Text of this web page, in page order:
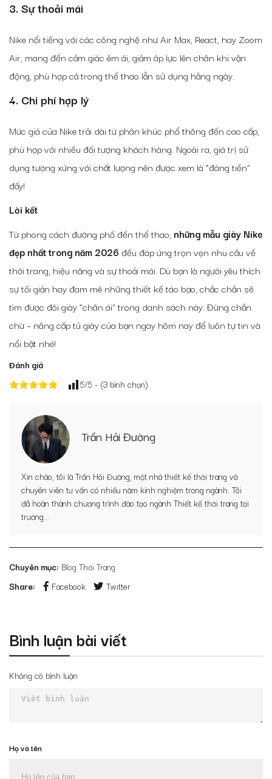
3. Sự thoải mái
Nike nổi tiếng với các công nghệ như Air Max, React, hay Zoom
Air, mang đến cảm giác êm ái, giảm áp lực lên chân khi vận
động, phù hợp cả trong thể thao lẫn sử dụng hằng ngày.
4. Chi phí hợp lý
Mức giá của Nike trải dài từ phân khúc phổ thông đến cao cấp,
phù hợp với nhiều đối tượng khách hàng. Ngoài ra, giá trị sử
dụng tương xứng với chất lượng nên được xem là “đáng tiền”
đấy!
Lời kết
Từ phong cách đường phố đến thể thao, những mẫu giày Nike
đẹp nhất trong năm 2026 đều đáp ứng trọn vẹn nhu cầu về
thời trang, hiệu năng và sự thoải mái. Dù bạn là người yêu thích
sự tối giản hay đam mê những thiết kế táo bạo, chắc chắn sẽ
tìm được đôi giày “chân ái” trong danh sách này. Đừng chần
chừ – nâng cấp tủ giày của bạn ngay hôm nay để luôn tự tin và
nổi bật nhé!
Đánh giá
5/5 - (3 bình chọn)
Trần Hải Đường
Xin chào, tôi là Trần Hải Đường, một nhà thiết kế thời trang và
chuyên viên tư vấn có nhiều năm kinh nghiệm trong ngành. Tôi
đã hoàn thành chương trình đào tạo ngành Thiết kế thời trang tại
trường...
Chuyên mục: Blog Thời Trang
Share:
Facebook Twitter
Bình luận bài viết
Không có bình luận
Họ và tên